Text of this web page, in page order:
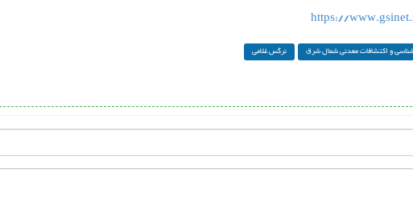
https://
و اکتشافات معدنی شمال شرق نرگس غلامی